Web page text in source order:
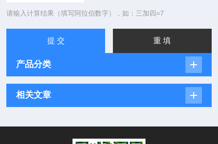
请输入计算结果（填写阿拉伯数字），如：三加四=7
产品分类
相关文章